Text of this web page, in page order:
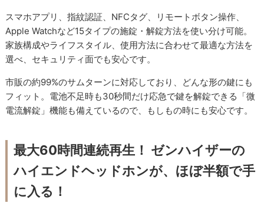
スマホアプリ、指紋認証、NFCタグ、リモートボタン操作、
Apple Watchなど15タイプの施錠・解錠方法を使い分け可能。
家族構成やライフスタイル、使用方法に合わせて最適な方法を
選べ、セキュリティ面でも安心です。
市販の約99%のサムターンに対応しており、どんな形の鍵にも
フィット。電池不足時も30秒間だけ応急で鍵を解錠できる「微
電流解錠」機能も備えているので、もしもの時にも安心です。
最大60時間連続再生！ ゼンハイザーの
ハイエンドヘッドホンが、ほぼ半額で手
に入る！